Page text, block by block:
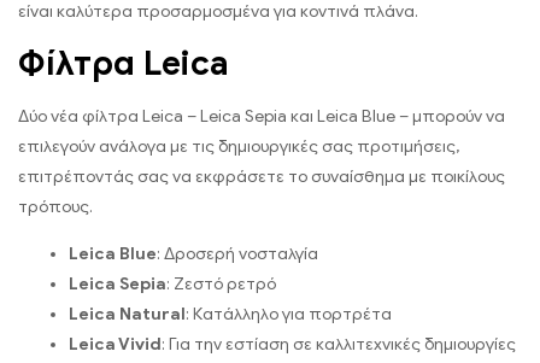
είναι καλύτερα προσαρμοσμένα για κοντινά πλάνα.
Φίλτρα Leica
Δύο νέα φίλτρα Leica – Leica Sepia και Leica Blue – μπορούν να
επιλεγούν ανάλογα με τις δημιουργικές σας προτιμήσεις,
επιτρέποντάς σας να εκφράσετε το συναίσθημα με ποικίλους
τρόπους.
Leica Blue: Δροσερή νοσταλγία
Leica Sepia: Ζεστό ρετρό
Leica Natural: Κατάλληλο για πορτρέτα
Leica Vivid: Για την εστίαση σε καλλιτεχνικές δημιουργίες